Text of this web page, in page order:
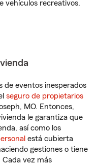
vehículos recreativos.
de eventos inesperados
seguro de propietarios
MO. Entonces,
le garantiza que
así como los
está cubierta
gestiones o tiene
vez más